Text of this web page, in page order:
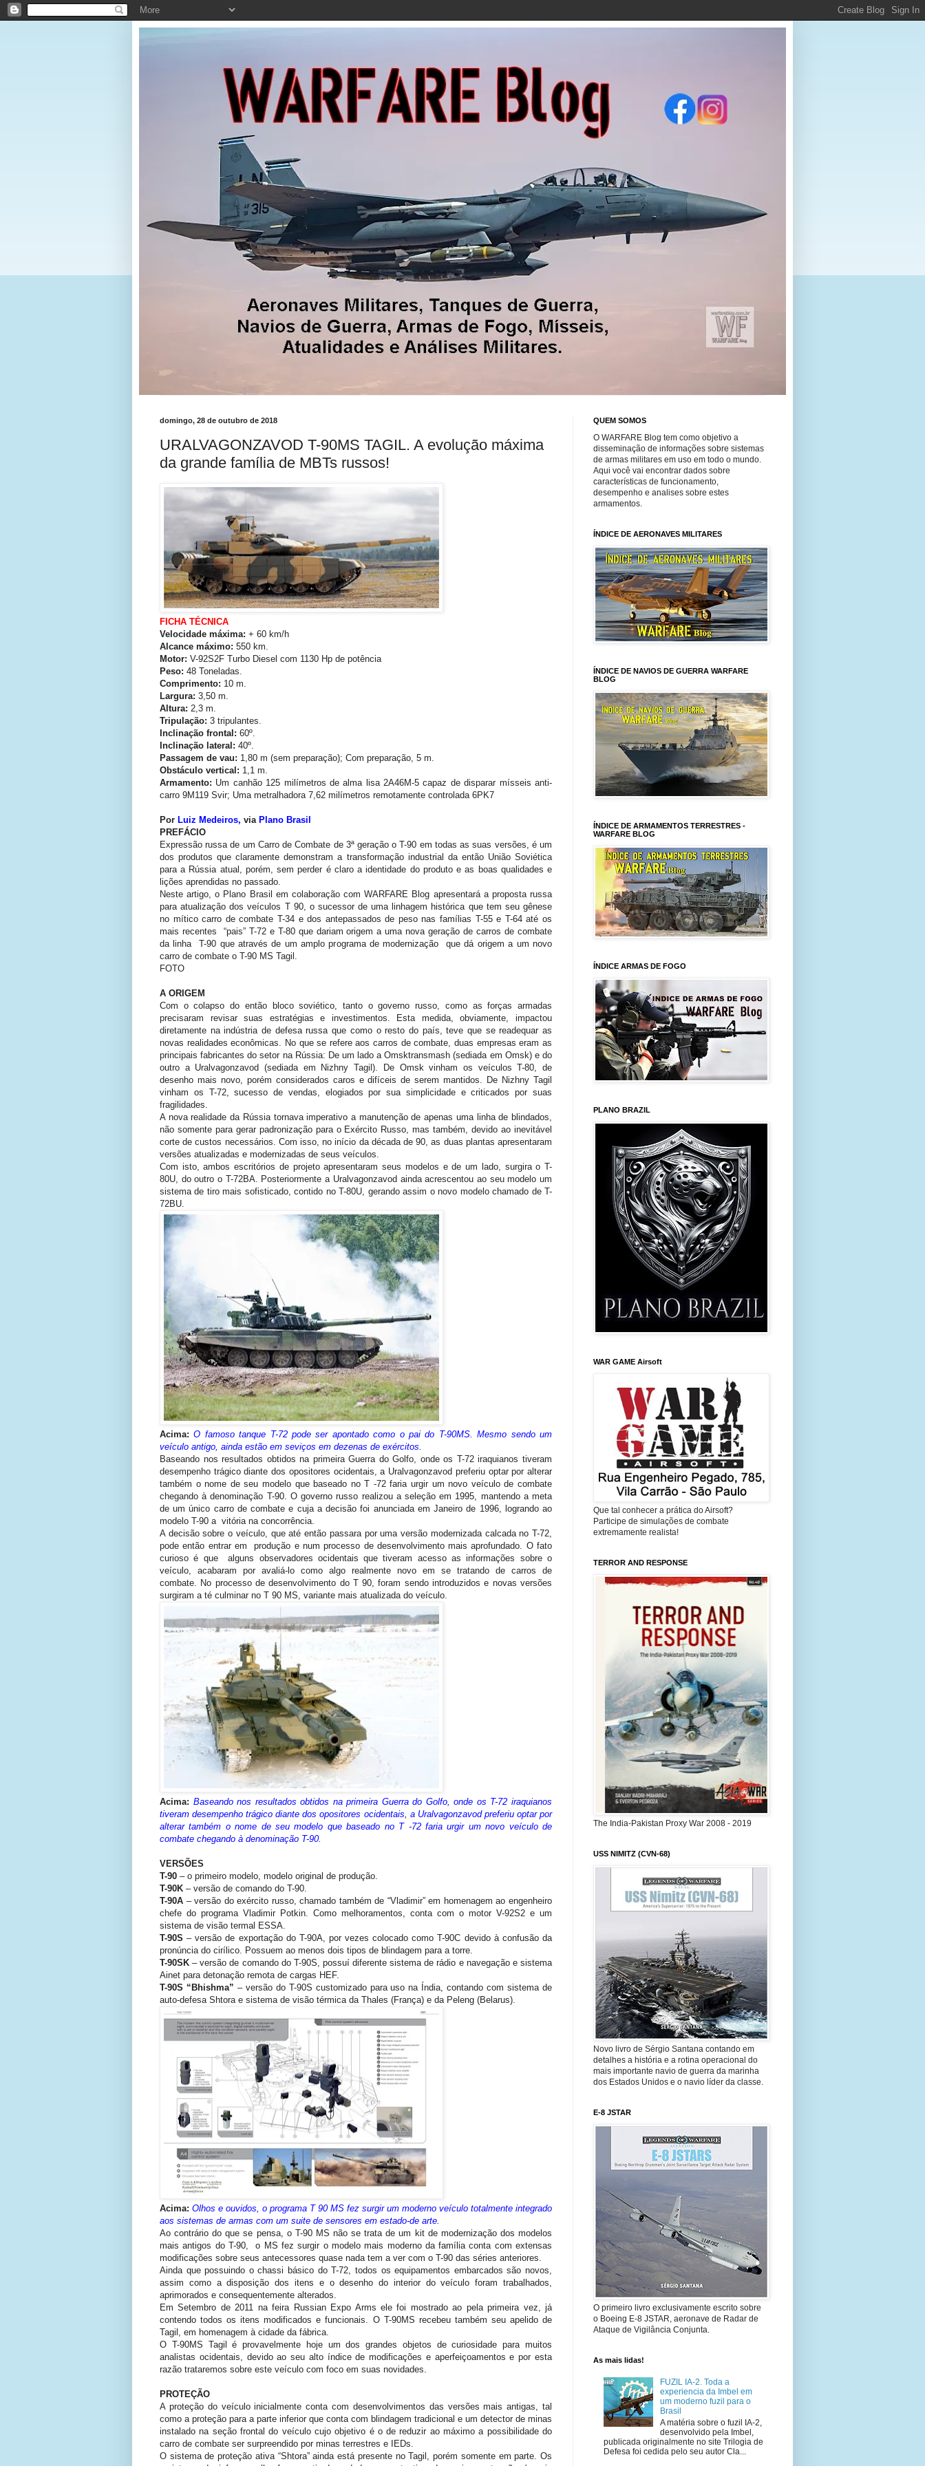
domingo, 28 de outubro de 2018
URALVAGONZAVOD T-90MS TAGIL. A evolução máxima
da grande família de MBTs russos!
FICHA TÉCNICA
Velocidade máxima: + 60 km/h
Alcance máximo: 550 km.
Motor: V-92S2F Turbo Diesel com 1130 Hp de potência
Peso: 48 Toneladas.
Comprimento: 10 m.
Largura: 3,50 m.
Altura: 2,3 m.
Tripulação: 3 tripulantes.
Inclinação frontal: 60º.
Inclinação lateral: 40º.
Passagem de vau: 1,80 m (sem preparação); Com preparação, 5 m.
Obstáculo vertical: 1,1 m.
Armamento: Um canhão 125 milímetros de alma lisa 2A46M-5 capaz de disparar mísseis anti-
carro 9M119 Svir; Uma metralhadora 7,62 milímetros remotamente controlada 6PK7
Por Luiz Medeiros, via Plano Brasil
PREFÁCIO
Expressão russa de um Carro de Combate de 3ª geração o T-90 em todas as suas versões, é um
dos produtos que claramente demonstram a transformação industrial da então União Soviética
para a Rússia atual, porém, sem perder é claro a identidade do produto e as boas qualidades e
lições aprendidas no passado.
Neste artigo, o Plano Brasil em colaboração com WARFARE Blog apresentará a proposta russa
para atualização dos veículos T 90, o sucessor de uma linhagem histórica que tem seu gênese
no mítico carro de combate T-34 e dos antepassados de peso nas famílias T-55 e T-64 até os
mais recentes “pais” T-72 e T-80 que dariam origem a uma nova geração de carros de combate
da linha T-90 que através de um amplo programa de modernização que dá origem a um novo
carro de combate o T-90 MS Tagil.
FOTO
A ORIGEM
Com o colapso do então bloco soviético, tanto o governo russo, como as forças armadas
precisaram revisar suas estratégias e investimentos. Esta medida, obviamente, impactou
diretamente na indústria de defesa russa que como o resto do país, teve que se readequar as
novas realidades econômicas. No que se refere aos carros de combate, duas empresas eram as
principais fabricantes do setor na Rússia: De um lado a Omsktransmash (sediada em Omsk) e do
outro a Uralvagonzavod (sediada em Nizhny Tagil). De Omsk vinham os veículos T-80, de
desenho mais novo, porém considerados caros e difíceis de serem mantidos. De Nizhny Tagil
vinham os T-72, sucesso de vendas, elogiados por sua simplicidade e criticados por suas
fragilidades.
A nova realidade da Rússia tornava imperativo a manutenção de apenas uma linha de blindados,
não somente para gerar padronização para o Exército Russo, mas também, devido ao inevitável
corte de custos necessários. Com isso, no início da década de 90, as duas plantas apresentaram
versões atualizadas e modernizadas de seus veículos.
Com isto, ambos escritórios de projeto apresentaram seus modelos e de um lado, surgira o T-
80U, do outro o T-72BA. Posteriormente a Uralvagonzavod ainda acrescentou ao seu modelo um
sistema de tiro mais sofisticado, contido no T-80U, gerando assim o novo modelo chamado de T-
72BU.
Acima: O famoso tanque T-72 pode ser apontado como o pai do T-90MS. Mesmo sendo um
veículo antigo, ainda estão em seviços em dezenas de exércitos.
Baseando nos resultados obtidos na primeira Guerra do Golfo, onde os T-72 iraquianos tiveram
desempenho trágico diante dos opositores ocidentais, a Uralvagonzavod preferiu optar por alterar
também o nome de seu modelo que baseado no T -72 faria urgir um novo veículo de combate
chegando à denominação T-90. O governo russo realizou a seleção em 1995, mantendo a meta
de um único carro de combate e cuja a decisão foi anunciada em Janeiro de 1996, logrando ao
modelo T-90 a vitória na concorrência.
A decisão sobre o veículo, que até então passara por uma versão modernizada calcada no T-72,
pode então entrar em produção e num processo de desenvolvimento mais aprofundado. O fato
curioso é que alguns observadores ocidentais que tiveram acesso as informações sobre o
veículo, acabaram por avaliá-lo como algo realmente novo em se tratando de carros de
combate. No processo de desenvolvimento do T 90, foram sendo introduzidos e novas versões
surgiram a té culminar no T 90 MS, variante mais atualizada do veículo.
Acima: Baseando nos resultados obtidos na primeira Guerra do Golfo, onde os T-72 iraquianos
tiveram desempenho trágico diante dos opositores ocidentais, a Uralvagonzavod preferiu optar por
alterar também o nome de seu modelo que baseado no T -72 faria urgir um novo veículo de
combate chegando à denominação T-90.
VERSÕES
T-90 – o primeiro modelo, modelo original de produção.
T-90K – versão de comando do T-90.
T-90A – versão do exército russo, chamado também de “Vladimir” em homenagem ao engenheiro
chefe do programa Vladimir Potkin. Como melhoramentos, conta com o motor V-92S2 e um
sistema de visão termal ESSA.
T-90S – versão de exportação do T-90A, por vezes colocado como T-90C devido à confusão da
pronúncia do cirílico. Possuem ao menos dois tipos de blindagem para a torre.
T-90SK – versão de comando do T-90S, possuí diferente sistema de rádio e navegação e sistema
Ainet para detonação remota de cargas HEF.
T-90S “Bhishma” – versão do T-90S customizado para uso na Índia, contando com sistema de
auto-defesa Shtora e sistema de visão térmica da Thales (França) e da Peleng (Belarus).
Acima: Olhos e ouvidos, o programa T 90 MS fez surgir um moderno veículo totalmente integrado
aos sistemas de armas com um suite de sensores em estado-de arte.
Ao contrário do que se pensa, o T-90 MS não se trata de um kit de modernização dos modelos
mais antigos do T-90, o MS fez surgir o modelo mais moderno da família conta com extensas
modificações sobre seus antecessores quase nada tem a ver com o T-90 das séries anteriores.
Ainda que possuindo o chassi básico do T-72, todos os equipamentos embarcados são novos,
assim como a disposição dos itens e o desenho do interior do veículo foram trabalhados,
aprimorados e consequentemente alterados.
Em Setembro de 2011 na feira Russian Expo Arms ele foi mostrado ao pela primeira vez, já
contendo todos os itens modificados e funcionais. O T-90MS recebeu também seu apelido de
Tagil, em homenagem à cidade da fábrica.
O T-90MS Tagil é provavelmente hoje um dos grandes objetos de curiosidade para muitos
analistas ocidentais, devido ao seu alto índice de modificações e aperfeiçoamentos e por esta
razão trataremos sobre este veículo com foco em suas novidades.
PROTEÇÃO
A proteção do veículo inicialmente conta com desenvolvimentos das versões mais antigas, tal
como a proteção para a parte inferior que conta com blindagem tradicional e um detector de minas
instalado na seção frontal do veículo cujo objetivo é o de reduzir ao máximo a possibilidade do
carro de combate ser surpreendido por minas terrestres e IEDs.
O sistema de proteção ativa “Shtora” ainda está presente no Tagil, porém somente em parte. Os
QUEM SOMOS
O WARFARE Blog tem como objetivo a
disseminação de informações sobre sistemas
de armas militares em uso em todo o mundo.
Aqui você vai encontrar dados sobre
características de funcionamento,
desempenho e analises sobre estes
armamentos.
ÍNDICE DE AERONAVES MILITARES
ÍNDICE DE NAVIOS DE GUERRA WARFARE
BLOG
ÍNDICE DE ARMAMENTOS TERRESTRES -
WARFARE BLOG
ÍNDICE ARMAS DE FOGO
PLANO BRAZIL
WAR GAME Airsoft
Que tal conhecer a prática do Airsoft?
Participe de simulações de combate
extremamente realista!
TERROR AND RESPONSE
The India-Pakistan Proxy War 2008 - 2019
USS NIMITZ (CVN-68)
Novo livro de Sérgio Santana contando em
detalhes a história e a rotina operacional do
mais importante navio de guerra da marinha
dos Estados Unidos e o navio líder da classe.
E-8 JSTAR
O primeiro livro exclusivamente escrito sobre
o Boeing E-8 JSTAR, aeronave de Radar de
Ataque de Vigilância Conjunta.
As mais lidas!
FUZIL IA-2. Toda a
experiencia da Imbel em
um moderno fuzil para o
Brasil
A matéria sobre o fuzil IA-2,
desenvolvido pela Imbel,
publicada originalmente no site Trilogia de
Defesa foi cedida pelo seu autor Cla...